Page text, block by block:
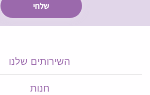
השירותים שלנו
חנות